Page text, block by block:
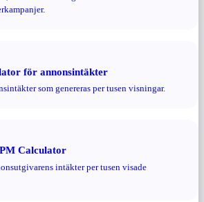
för annonsintäkter
som genereras per tusen visningar.
Calculator
intäkter per tusen visade